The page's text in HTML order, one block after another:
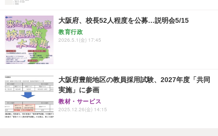
大阪府、校長52人程度を公募…説明会5/15
教育行政
2026.5.1(金) 17:45
大阪府豊能地区の教員採用試験、2027年度「共同
実施」に参画
教材・サービス
2025.12.26(金) 14:15